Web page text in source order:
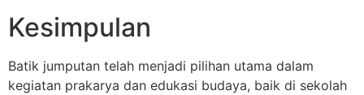
Kesimpulan
Batik jumputan telah menjadi pilihan utama dalam
kegiatan prakarya dan edukasi budaya, baik di sekolah